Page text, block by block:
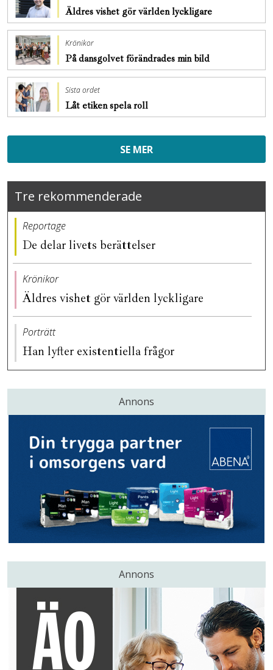
Äldres vishet gör världen lyckligare
Krönikor
På dansgolvet förändrades min bild
Sista ordet
Låt etiken spela roll
SE MER
Tre rekommenderade
Reportage
De delar livets berättelser
Krönikor
Äldres vishet gör världen lyckligare
Porträtt
Han lyfter existentiella frågor
Annons
Annons